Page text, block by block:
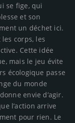
se fige, qui
et son
un déchet ici.
corps, les
Cette idée
mais le jeu évite
écologique passe
du monde
envie d’agir.
l’action arrive
pour rien. Le